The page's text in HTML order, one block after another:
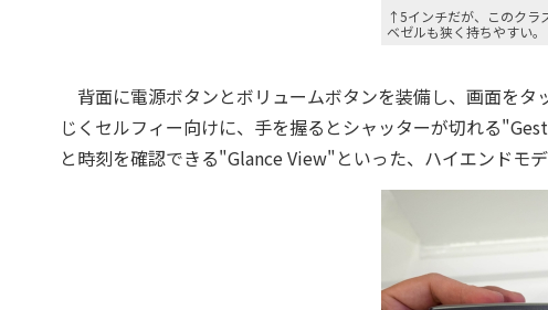
↑5インチだが、このクラ
ベゼルも狭く持ちやすい。
背面に電源ボタンとボリュームボタンを装備し、画面をタ
じくセルフィー向けに、手を握るとシャッターが切れる
と時刻を確認できる"Glance View"といった、ハイエンドモ